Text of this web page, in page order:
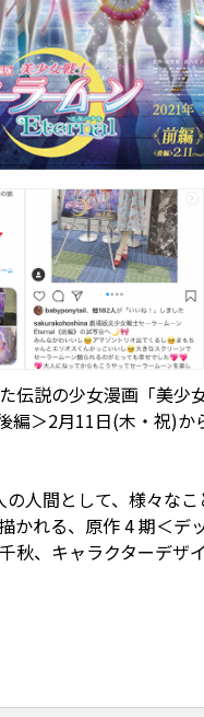
伝説の少女漫画「美少
＞2月11日(木・祝)
人間として、様々な
かれる、原作 4 期＜
秋、キャラクターデザ